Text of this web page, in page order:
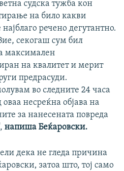
судска тужба кон
на било какви
речено дегутантно.
секогаш сум бил
максимален
на квалитет и мерит
предрасуди.
во следните 24 часа
оваа несреќна објава на
за нанесената повреда
напиша Беќаровски.
дека не гледа причина
затоа што, тој само